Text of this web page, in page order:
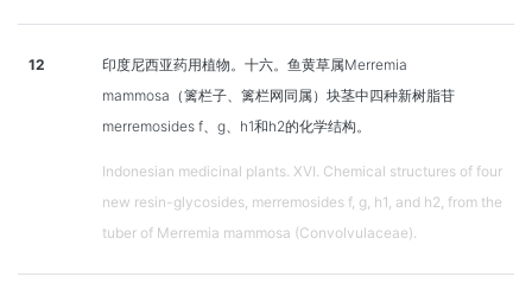
12
印度尼西亚药用植物。十六。鱼黄草属Merremia
mammosa（篱栏子、篱栏网同属）块茎中四种新树脂苷
merremosides f、g、h1和h2的化学结构。
Indonesian medicinal plants. XVI. Chemical structures of four
new resin-glycosides, merremosides f, g, h1, and h2, from the
tuber of Merremia mammosa (Convolvulaceae).